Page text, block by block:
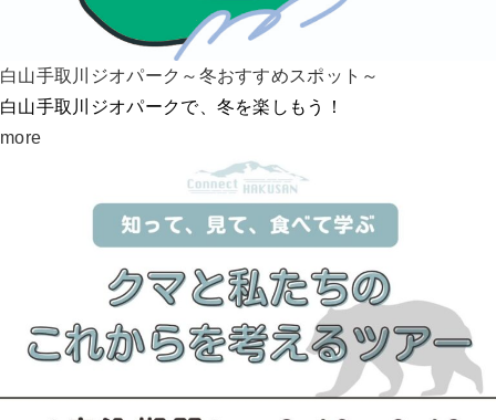
白山手取川ジオパーク～冬おすすめスポット～
白山手取川ジオパークで、冬を楽しもう！
more